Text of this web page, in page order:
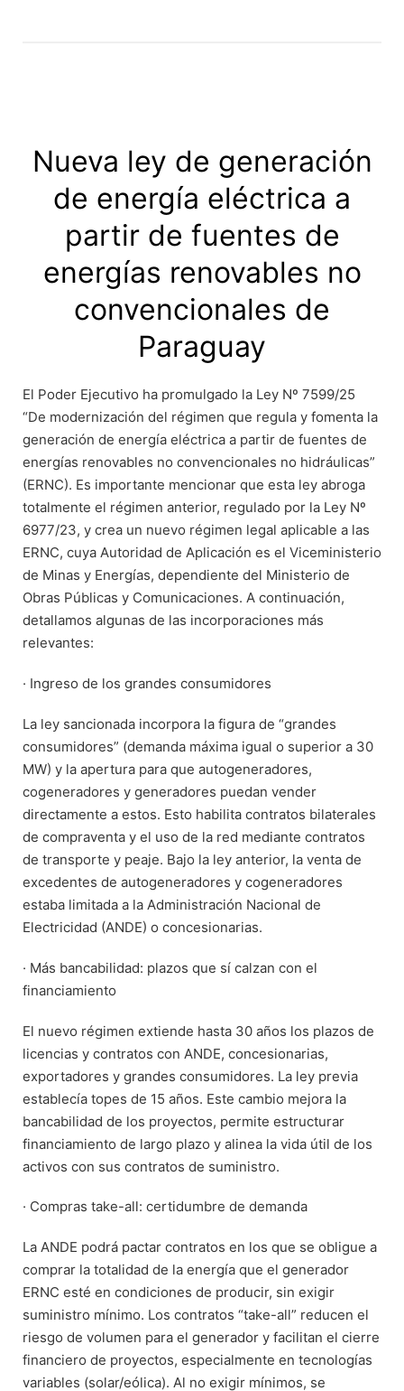
Nueva ley de generación
de energía eléctrica a
partir de fuentes de
energías renovables no
convencionales de
Paraguay
El Poder Ejecutivo ha promulgado la Ley Nº 7599/25
“De modernización del régimen que regula y fomenta la
generación de energía eléctrica a partir de fuentes de
energías renovables no convencionales no hidráulicas”
(ERNC). Es importante mencionar que esta ley abroga
totalmente el régimen anterior, regulado por la Ley Nº
6977/23, y crea un nuevo régimen legal aplicable a las
ERNC, cuya Autoridad de Aplicación es el Viceministerio
de Minas y Energías, dependiente del Ministerio de
Obras Públicas y Comunicaciones. A continuación,
detallamos algunas de las incorporaciones más
relevantes:
· Ingreso de los grandes consumidores
La ley sancionada incorpora la figura de “grandes
consumidores” (demanda máxima igual o superior a 30
MW) y la apertura para que autogeneradores,
cogeneradores y generadores puedan vender
directamente a estos. Esto habilita contratos bilaterales
de compraventa y el uso de la red mediante contratos
de transporte y peaje. Bajo la ley anterior, la venta de
excedentes de autogeneradores y cogeneradores
estaba limitada a la Administración Nacional de
Electricidad (ANDE) o concesionarias.
· Más bancabilidad: plazos que sí calzan con el
financiamiento
El nuevo régimen extiende hasta 30 años los plazos de
licencias y contratos con ANDE, concesionarias,
exportadores y grandes consumidores. La ley previa
establecía topes de 15 años. Este cambio mejora la
bancabilidad de los proyectos, permite estructurar
financiamiento de largo plazo y alinea la vida útil de los
activos con sus contratos de suministro.
· Compras take-all: certidumbre de demanda
La ANDE podrá pactar contratos en los que se obligue a
comprar la totalidad de la energía que el generador
ERNC esté en condiciones de producir, sin exigir
suministro mínimo. Los contratos “take-all” reducen el
riesgo de volumen para el generador y facilitan el cierre
financiero de proyectos, especialmente en tecnologías
variables (solar/eólica). Al no exigir mínimos, se